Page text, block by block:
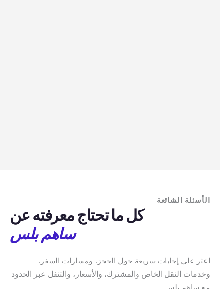
الأسئلة الشائعة
كل ما تحتاج معرفته عن
ساهم بلس
اعثر على إجابات سريعة حول الحجز، ومسارات السفر،
وخدمات النقل الخاص والمشترك، والأسعار، والتنقل عبر الحدود
مع ساهم بلس.